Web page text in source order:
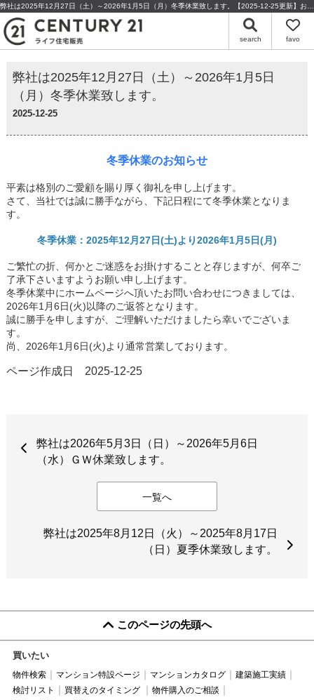
search favo
弊社は2025年12月27日（土）～2026年1月5日
（月）冬季休業致します。
2025-12-25
冬季休業のお知らせ
平素は格別のご愛顧を賜り厚く御礼を申し上げます。
さて、当社では誠に勝手ながら、下記日程にて冬季休業となりま
す。
冬季休業：2025年12月27日(土)より2026年1月5日(月)
ご繁忙の折、何かとご迷惑をお掛けすることと存じますが、何卒ご
了承下さいますようお願い申し上げます。
冬季休業中にホームページへ頂いたお問い合わせにつきましては、
2026年1月6日(火)以降のご返答となります。
誠に勝手を申しますが、ご理解いただけましたら幸いでございま
す。
尚、2026年1月6日(火)より通常営業しております。
ページ作成日 2025-12-25
弊社は2026年5月3日（日）～2026年5月6日
（水）ＧＷ休業致します。
一覧へ
弊社は2025年8月12日（火）～2025年8月17日
（日）夏季休業致します。
このページの先頭へ
買いたい
物件検索 マンション特設ページ マンションカタログ
建築施工実績
検討リスト
買替えのタイミング
物件購入のご相談